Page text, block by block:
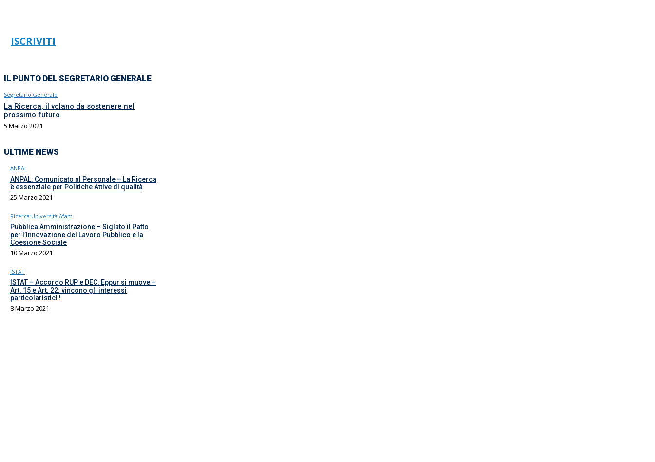
ISCRIVITI
IL PUNTO DEL SEGRETARIO GENERALE
Segretario Generale
La Ricerca, il volano da sostenere nel
prossimo futuro
5 Marzo 2021
ULTIME NEWS
ANPAL
ANPAL: Comunicato al Personale – La Ricerca
è essenziale per Politiche Attive di qualità
25 Marzo 2021
Ricerca Università Afam
Pubblica Amministrazione – Siglato il Patto
per l’Innovazione del Lavoro Pubblico e la
Coesione Sociale
10 Marzo 2021
ISTAT
ISTAT – Accordo RUP e DEC: Eppur si muove –
Art. 15 e Art. 22: vincono gli interessi
particolaristici !
8 Marzo 2021